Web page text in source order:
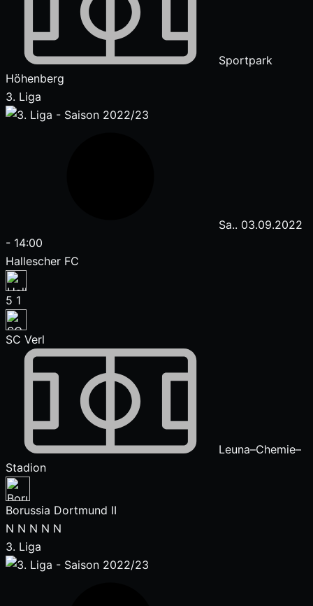
Sportpark
Höhenberg
3. Liga
Sa.. 03.09.2022
- 14:00
Hallescher FC
5 1
SC Verl
Leuna–Chemie–
Stadion
Borussia Dortmund II
N N N N N
3. Liga